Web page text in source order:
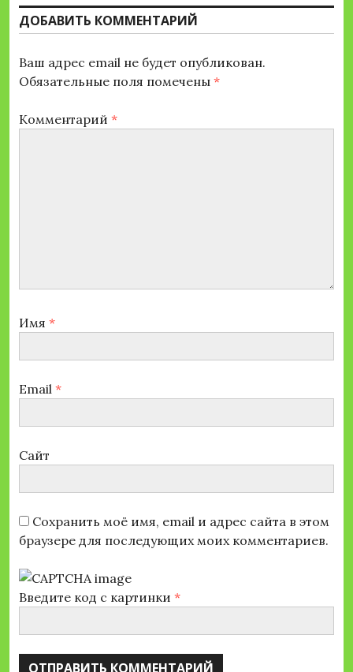
ДОБАВИТЬ КОММЕНТАРИЙ
Ваш адрес email не будет опубликован.
Обязательные поля помечены *
Комментарий *
Имя *
Email *
Сайт
Сохранить моё имя, email и адрес сайта в этом
браузере для последующих моих комментариев.
Введите код с картинки *